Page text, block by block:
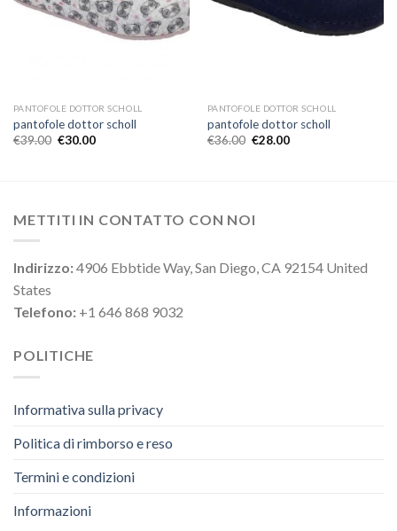
PANTOFOLE DOTTOR SCHOLL
pantofole dottor scholl
€39.00 €30.00
PANTOFOLE DOTTOR SCHOLL
pantofole dottor scholl
€36.00 €28.00
METTITI IN CONTATTO CON NOI
Indirizzo:4906 Ebbtide Way, San Diego, CA 92154 United
States
Telefono: +1 646 868 9032
POLITICHE
Informativa sulla privacy
Politica di rimborso e reso
Termini e condizioni
Informazioni